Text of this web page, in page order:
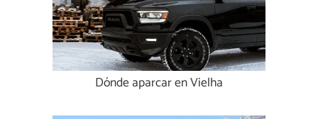
Dónde aparcar en Vielha